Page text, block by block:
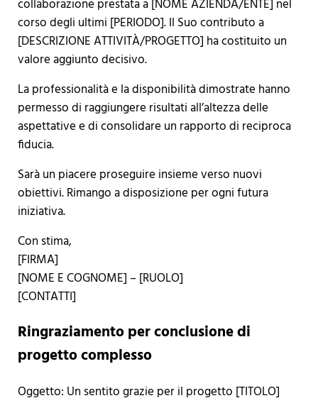
collaborazione prestata a [NOME AZIENDA/ENTE] nel
corso degli ultimi [PERIODO]. Il Suo contributo a
[DESCRIZIONE ATTIVITÀ/PROGETTO] ha costituito un
valore aggiunto decisivo.
La professionalità e la disponibilità dimostrate hanno
permesso di raggiungere risultati all’altezza delle
aspettative e di consolidare un rapporto di reciproca
fiducia.
Sarà un piacere proseguire insieme verso nuovi
obiettivi. Rimango a disposizione per ogni futura
iniziativa.
Con stima,
[FIRMA]
[NOME E COGNOME] – [RUOLO]
[CONTATTI]
Ringraziamento per conclusione di
progetto complesso
Oggetto: Un sentito grazie per il progetto [TITOLO]